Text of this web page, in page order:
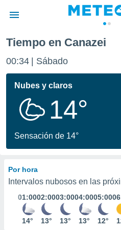
de
ha
calidad.
a este
las
y
digital
basada
Tiempo en Canazei
00:34 Sábado
Nubes y claros
14°
Sensación de 14°
Por hora
Intervalos nubosos en las
01:00
14°
02:00
13°
03:00
13°
04:00
13°
05:00
12°